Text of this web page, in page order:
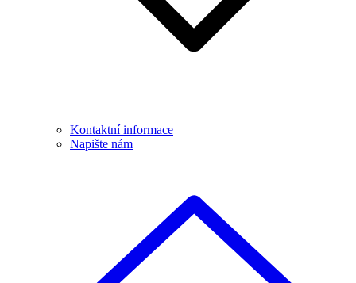
Kontaktní informace
Napište nám